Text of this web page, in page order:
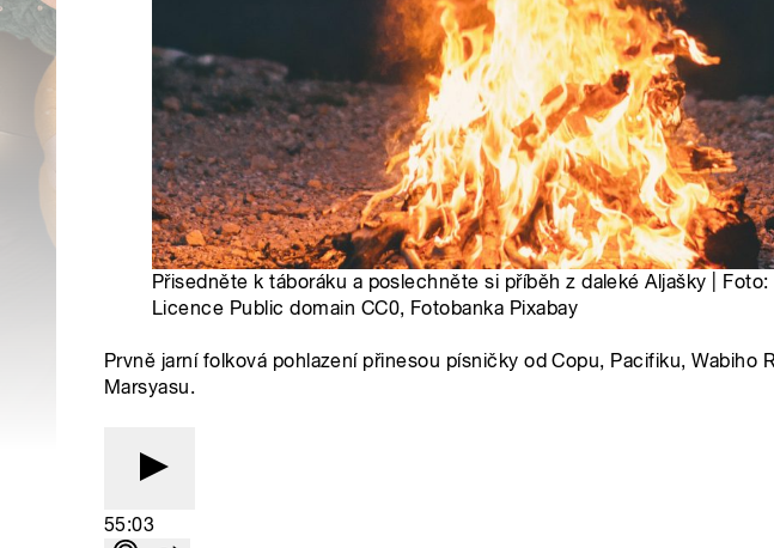
Přisedněte k táboráku a poslechněte si příběh z daleké Aljašky | Foto:
Licence Public domain CC0, Fotobanka Pixabay
Prvně jarní folková pohlazení přinesou písničky od Copu, Pacifiku, Wabiho
Marsyasu.
55:03